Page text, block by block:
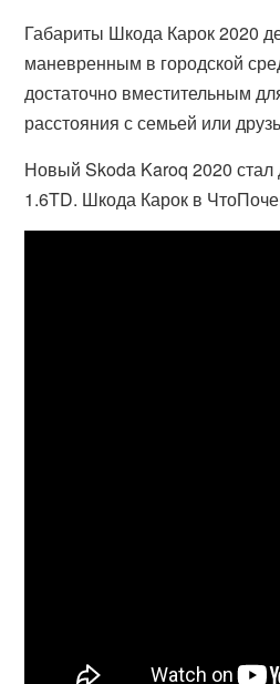
Габариты Шкода Карок 2020
маневренным в городской
достаточно вместительным
расстояния с семьей или
Новый Skoda Karoq 2020
1.6TD. Шкода Карок в